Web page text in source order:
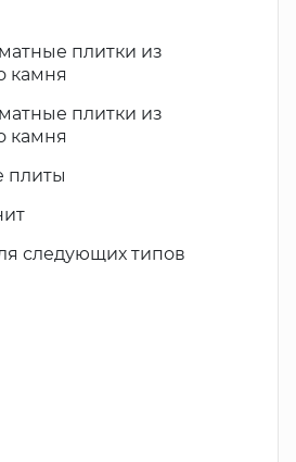
плитки из
камня
плитки из
камня
плиты
следующих типов